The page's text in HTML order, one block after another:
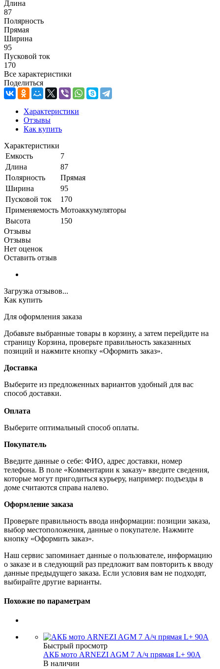
Длина
87
Полярность
Прямая
Ширина
95
Пусковой ток
170
Все характеристики
Поделиться
Характеристики
Отзывы
Как купить
Характеристики
Емкость
7
Длина
87
Полярность
Прямая
Ширина
95
Пусковой ток
170
Применяемость Мотоаккумуляторы
Высота
150
Отзывы
Отзывы
Нет оценок
Оставить отзыв
Загрузка отзывов...
Как купить
Для оформления заказа
Добавьте выбранные товары в корзину, а затем перейдите на
страницу Корзина, проверьте правильность заказанных
позиций и нажмите кнопку «Оформить заказ».
Доставка
Выберите из предложенных вариантов удобный для вас
способ доставки.
Оплата
Выберите оптимальный способ оплаты.
Покупатель
Введите данные о себе: ФИО, адрес доставки, номер
телефона. В поле «Комментарии к заказу» введите сведения,
которые могут пригодиться курьеру, например: подъезды в
доме считаются справа налево.
Оформление заказа
Проверьте правильность ввода информации: позиции заказа,
выбор местоположения, данные о покупателе. Нажмите
кнопку «Оформить заказ».
Наш сервис запоминает данные о пользователе, информацию
о заказе и в следующий раз предложит вам повторить к вводу
данные предыдущего заказа. Если условия вам не подходят,
выбирайте другие варианты.
Похожие по параметрам
Быстрый просмотр
АКБ мото ARNEZI AGM 7 А/ч прямая L+ 90А
В наличии